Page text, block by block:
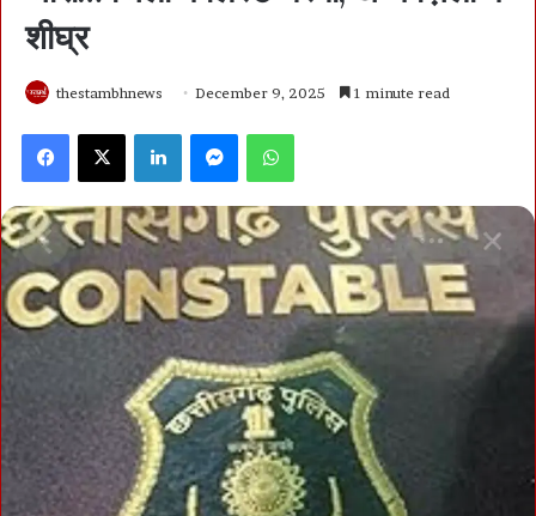
शीघ्र
thestambhnews December 9, 2025 1 minute read
Facebook X LinkedIn